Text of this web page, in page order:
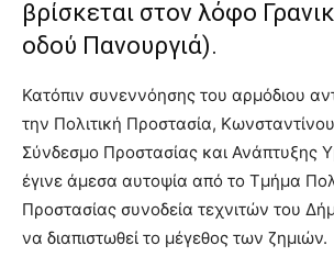
βρίσκεται στον λόφο
οδού Πανουργιά).
Κατόπιν συνεννόησης του αρμόδιου
την Πολιτική Προστασία,
Σύνδεσμο Προστασίας και Ανάπτυξης
έγινε άμεσα αυτοψία από το Τμήμα
Προστασίας συνοδεία τεχνιτών του
να διαπιστωθεί το μέγεθος των ζημιών.